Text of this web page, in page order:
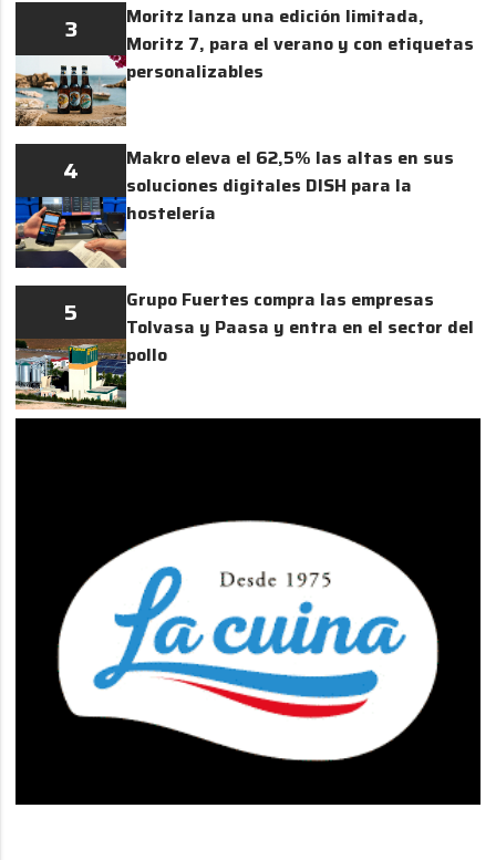
3
Moritz lanza una edición limitada,
Moritz 7, para el verano y con etiquetas
personalizables
4
Makro eleva el 62,5% las altas en sus
soluciones digitales DISH para la
hostelería
5
Grupo Fuertes compra las empresas
Tolvasa y Paasa y entra en el sector del
pollo